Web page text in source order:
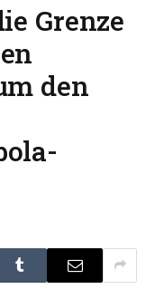
Grenze
den